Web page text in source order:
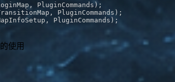
, PluginCommands) ;
, PluginCommands ) ;
, PluginCommands ) ;
使用